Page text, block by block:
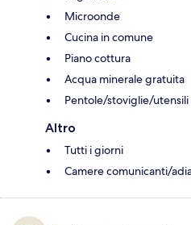
Microonde
Cucina in comune
Piano cottura
Acqua minerale gratuita
Pentole/stoviglie/utensili
Altro
Tutti i giorni
Camere comunicanti/